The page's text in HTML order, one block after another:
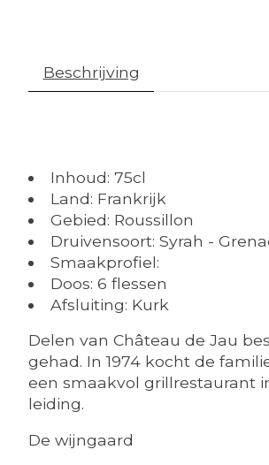
Beschrijving
Inhoud: 75cl
Land: Frankrijk
Gebied: Roussillon
Druivensoort: Syrah -
Smaakprofiel:
Doos: 6 flessen
Afsluiting: Kurk
Delen van Château de Jau
gehad. In 1974 kocht de
een smaakvol grillrestaurant
leiding.
De wijngaard